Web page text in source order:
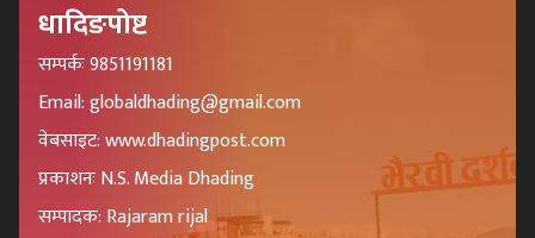
धादिङपोष्ट
सम्पर्कः 9851191181
Email: globaldhading@gmail.com
वेबसाइट: www.dhadingpost.com
प्रकाशनः N.S. Media Dhading
सम्पादक: Rajaram rijal